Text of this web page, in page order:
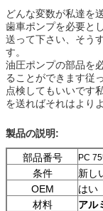
どんな変数が私達を
歯車ポンプを必要と
送って下さい、そう
す。
油圧ポンプの部品を
ることができます従
点検してもいいです
を送ればそれはより
製品の説明:
部品番号 PC
条件
新し
OEM
はい
材料
アル